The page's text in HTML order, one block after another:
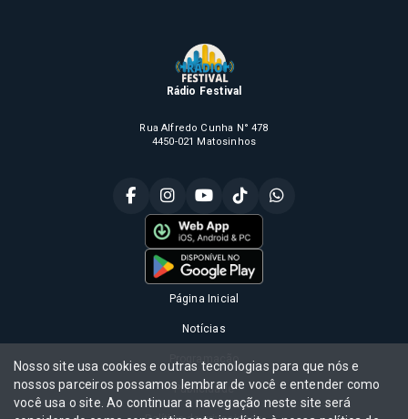
Rádio Festival
Rua Alfredo Cunha N° 478
4450-021 Matosinhos
Página Inicial
Notícias
Programação
Publicidade
Nosso site usa cookies e outras tecnologias para que nós e
nossos parceiros possamos lembrar de você e entender como
você usa o site. Ao continuar a navegação neste site será